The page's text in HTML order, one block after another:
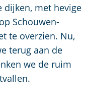
dijken, met hevige
Schouwen-
te overzien. Nu,
terug aan de
we de ruim